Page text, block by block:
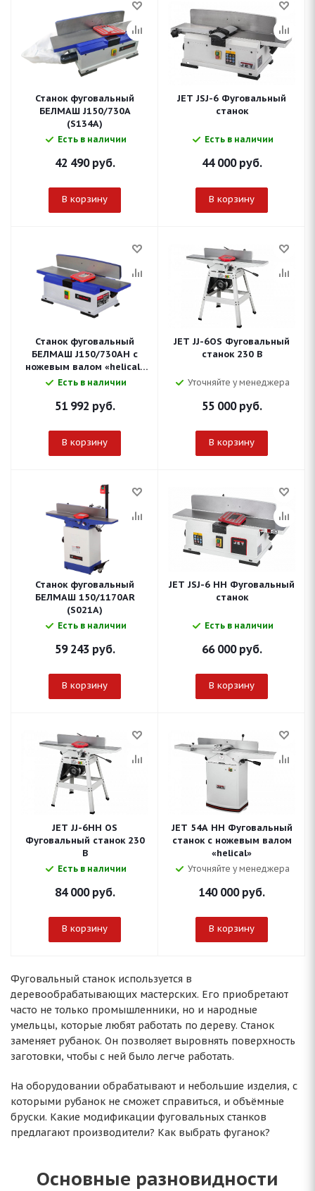
Станок фуговальный
БЕЛМАШ J150/730A
(S134A)
Есть в наличии
42 490руб.
В корзину
JET JSJ-6 Фуговальный
станок
Есть в наличии
44 000руб.
В корзину
Станок фуговальный
БЕЛМАШ J150/730AH с
ножевым валом «helical»
(S214A)
Есть в наличии
51 992 руб.
В корзину
JET JJ-6OS Фуговальный
станок 230 В
Уточняйте у менеджера
55 000руб.
В корзину
Станок фуговальный
БЕЛМАШ 150/1170AR
(S021A)
Есть в наличии
59 243руб.
В корзину
JET JSJ-6 HH Фуговальный
станок
Есть в наличии
66 000руб.
В корзину
JET JJ-6HH OS
Фуговальный станок 230
В
Есть в наличии
84 000руб.
В корзину
JET 54A HH Фуговальный
станок с ножевым валом
«helical»
Уточняйте у менеджера
140 000руб.
В корзину
Фуговальный станок используется в
деревообрабатывающих мастерских. Его приобретают
часто не только промышленники, но и народные
умельцы, которые любят работать по дереву. Станок
заменяет рубанок. Он позволяет выровнять поверхность
заготовки, чтобы с ней было легче работать.
На оборудовании обрабатывают и небольшие изделия, с
которыми рубанок не сможет справиться, и объёмные
бруски. Какие модификации фуговальных станков
предлагают производители? Как выбрать фуганок?
Основные разновидности